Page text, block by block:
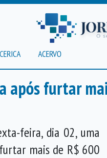
ACERVO
após furtar
feira, dia 02, uma
mais de R$ 600